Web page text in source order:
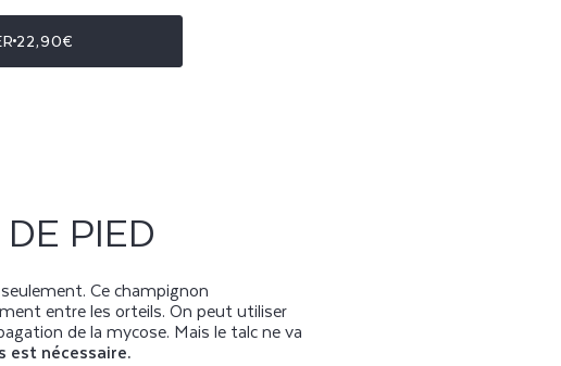
22,90€
PIED
Ce champignon
entre les orteils. On peut utiliser
de la mycose. Mais le talc ne va
est nécessaire.